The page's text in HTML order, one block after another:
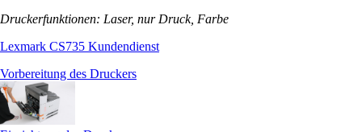
Druckerfunktionen: Laser, nur Druck, Farbe
Lexmark CS735 Kundendienst
Vorbereitung des Druckers